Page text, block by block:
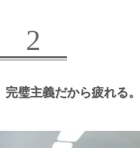
2
完璧主義だから疲れる。